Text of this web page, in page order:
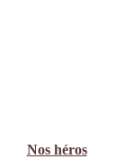
Nos héros